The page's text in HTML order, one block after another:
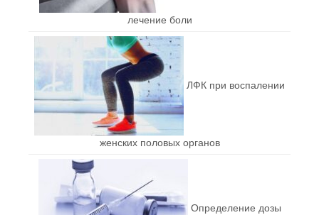
лечение боли
ЛФК при воспалении
женских половых органов
Определение дозы